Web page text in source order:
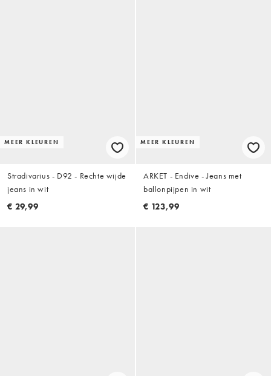
MEER KLEUREN
Stradivarius - D92 - Rechte wijde
jeans in wit
€ 29,99
MEER KLEUREN
ARKET - Endive - Jeans met
ballonpijpen in wit
€ 123,99